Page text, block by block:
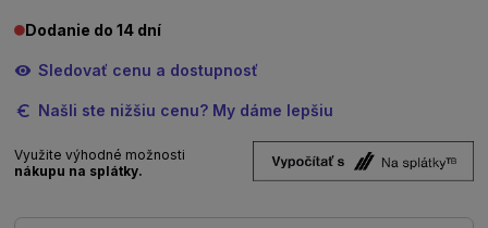
Dodanie do 14 dní
Sledovať cenu a dostupnosť
Našli ste nižšiu cenu? My dáme lepšiu
Využite výhodné možnosti
nákupu na splátky.